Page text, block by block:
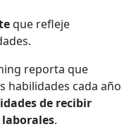
que refleje
reporta que
habilidades cada año
de recibir
.